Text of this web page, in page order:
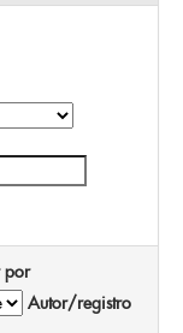
por
Autor/registro